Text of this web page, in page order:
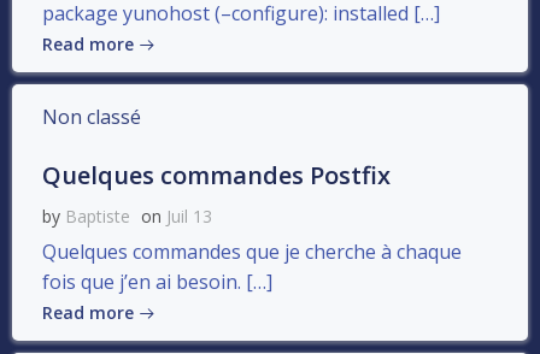
package yunohost (–configure): installed […]
Read more
Non classé
Quelques commandes Postfix
by Baptiste on Juil 13
Quelques commandes que je cherche à chaque
fois que j’en ai besoin. […]
Read more